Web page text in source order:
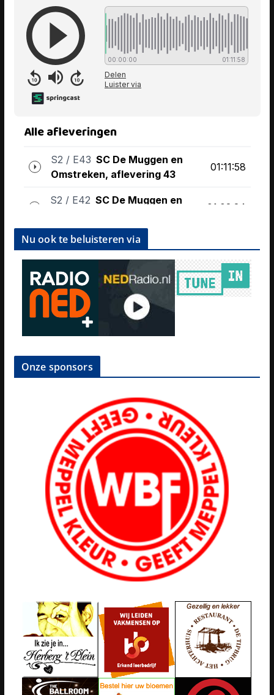
Nu ook te beluisteren via
Onze sponsors